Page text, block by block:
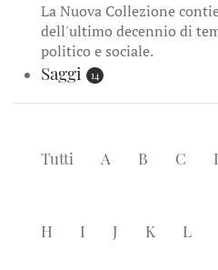
La Nuova Collezione
dell'ultimo decennio di
politico e sociale.
Saggi 14
Tutti A B C
H I J K L